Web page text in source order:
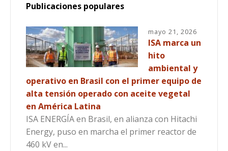
Publicaciones populares
mayo 21, 2026
ISA marca un
hito
ambiental y
operativo en Brasil con el primer equipo de
alta tensión operado con aceite vegetal
en América Latina
ISA ENERGÍA en Brasil, en alianza con Hitachi
Energy, puso en marcha el primer reactor de
460 kV en...